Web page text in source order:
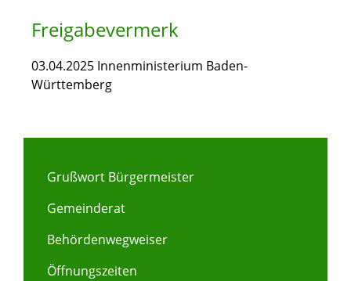
Freigabevermerk
03.04.2025 Innenministerium Baden-
Württemberg
Grußwort Bürgermeister
Gemeinderat
Behördenwegweiser
Öffnungszeiten